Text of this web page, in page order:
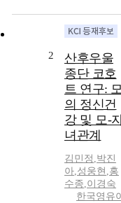
2
산후우울
종단 코호
트 연구:
의 정신건
강 및 모-
녀관계
김민정 ,박진
아,성웅현 ,홍
수종,이경숙
한국영유